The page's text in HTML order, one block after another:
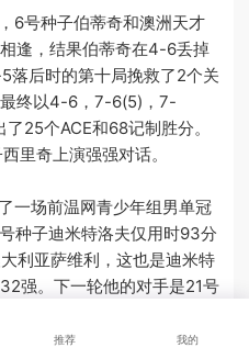
号种子伯蒂奇和澳洲天才
逢，结果伯蒂奇在4-6丢掉
落后时的第十局挽救了2个关
终以4-6，7-6(5)，7-
25个ACE和68记制胜分。
里奇上演强强对话。
场前温网青少年组男单冠
种子迪米特洛夫仅用时93分
利亚萨维利，这也是迪米特
强。下一轮他的对手是21号
推荐 我的